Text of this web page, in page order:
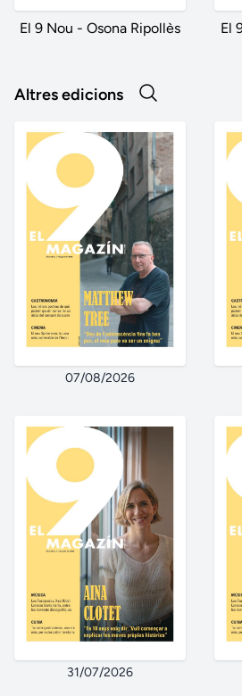
El 9 Nou - Osona Ripollès El
Altres edicions
07/08/2026
31/07/2026